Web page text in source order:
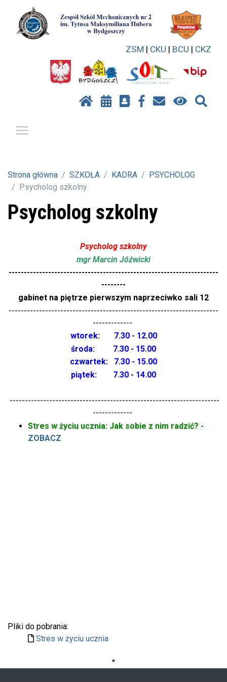
ZSM | CKU | BCU | CKZ
Strona główna SZKOŁA KADRA
PSYCHOLOG
Psycholog szkolny
Psycholog szkolny
Psycholog szkolny
mgr Marcin Jóźwicki
---------------------------------------------------------------------
--------
gabinet na piętrze pierwszym naprzeciwko sali 12
---------------------------------------------------------------------
-------------
wtorek: 7.30 - 12.00
środa: 7.30 - 15.00
czwartek: 7.30 - 15.00
piątek: 7.30 - 14.00
---------------------------------------------------------------------
-------------
Stres w życiu ucznia: Jak sobie z nim radzić? -
ZOBACZ
Pliki do pobrania:
Stres w życiu ucznia